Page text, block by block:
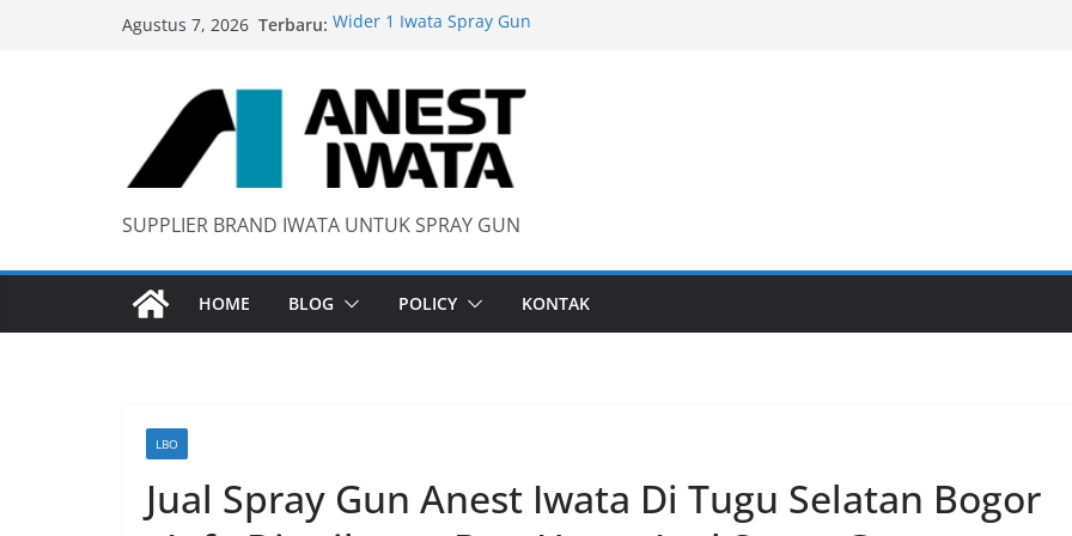
Agustus 7, 2026 Terbaru: Wider 1 Iwata Spray Gun
anti static spray gun
Iwata W 71 New Model ….Last generation…
SUPPLIER BRAND IWATA UNTUK SPRAY GUN
HOME BLOG POLICY KONTAK
LBO
Jual Spray Gun Anest Iwata Di Tugu Selatan Bogor